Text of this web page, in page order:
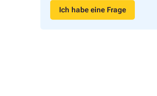
Ich habe eine Frage